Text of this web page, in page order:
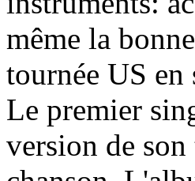
même la
tournée US en
Le premier
version de